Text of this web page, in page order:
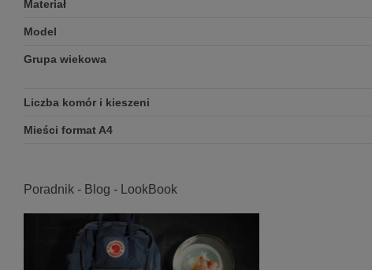
Materiał
Model
Grupa wiekowa
Liczba komór i kieszeni
Mieści format A4
Poradnik - Blog - LookBook